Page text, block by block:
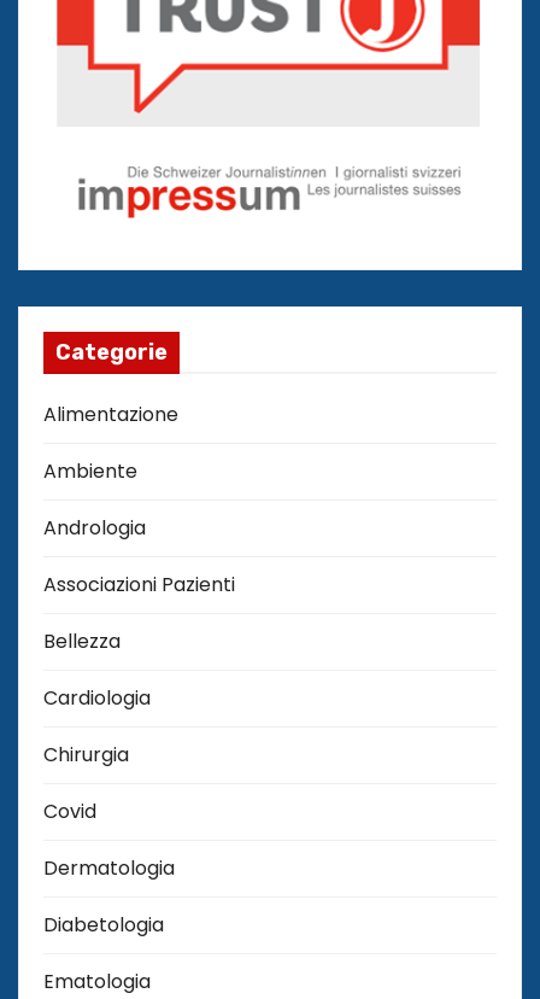
Categorie
Alimentazione
Ambiente
Andrologia
Associazioni Pazienti
Bellezza
Cardiologia
Chirurgia
Covid
Dermatologia
Diabetologia
Ematologia